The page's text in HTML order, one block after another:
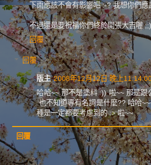
下雨應該不會有影響吧 :-? 我想你們應
不過還是要祝福你們終於開張大吉喔 ;;)
回覆
回覆
版主 2008年12月12日 晚上
哈哈~~ 那不是塗料 :)) 啦~~ 那是跟
也不知道專有名詞是什麼?? 哈哈
種是一定都要考慮到的 :> 啦~~
回覆